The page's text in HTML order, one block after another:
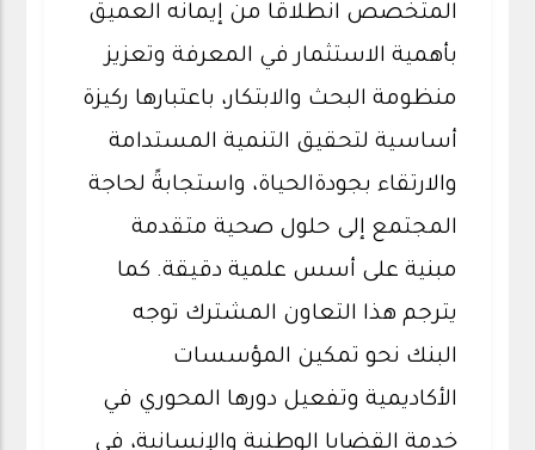
المتخصص انطلاقًا من إيمانه العميق
بأهمية الاستثمار في المعرفة وتعزيز
منظومة البحث والابتكار، باعتبارها ركيزة
أساسية لتحقيق التنمية المستدامة
والارتقاء بجودةالحياة، واستجابةً لحاجة
المجتمع إلى حلول صحية متقدمة
مبنية على أسس علمية دقيقة. كما
يترجم هذا التعاون المشترك توجه
البنك نحو تمكين المؤسسات
الأكاديمية وتفعيل دورها المحوري في
خدمة القضايا الوطنية والإنسانية، في